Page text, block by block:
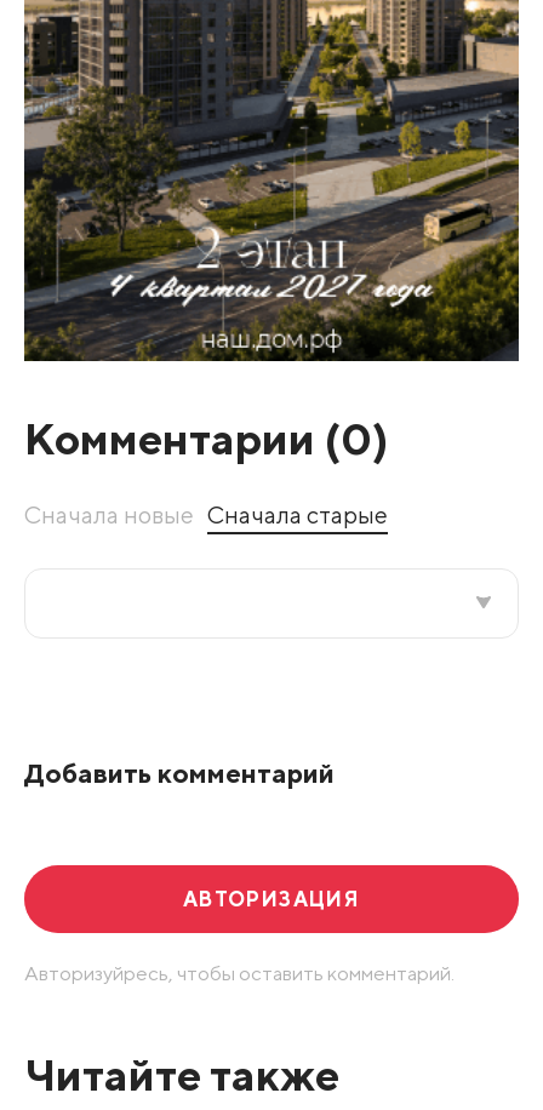
Комментарии (0)
Сначала новые Сначала старые
Добавить комментарий
АВТОРИЗАЦИЯ
Авторизуйресь, чтобы оставить комментарий.
Читайте также